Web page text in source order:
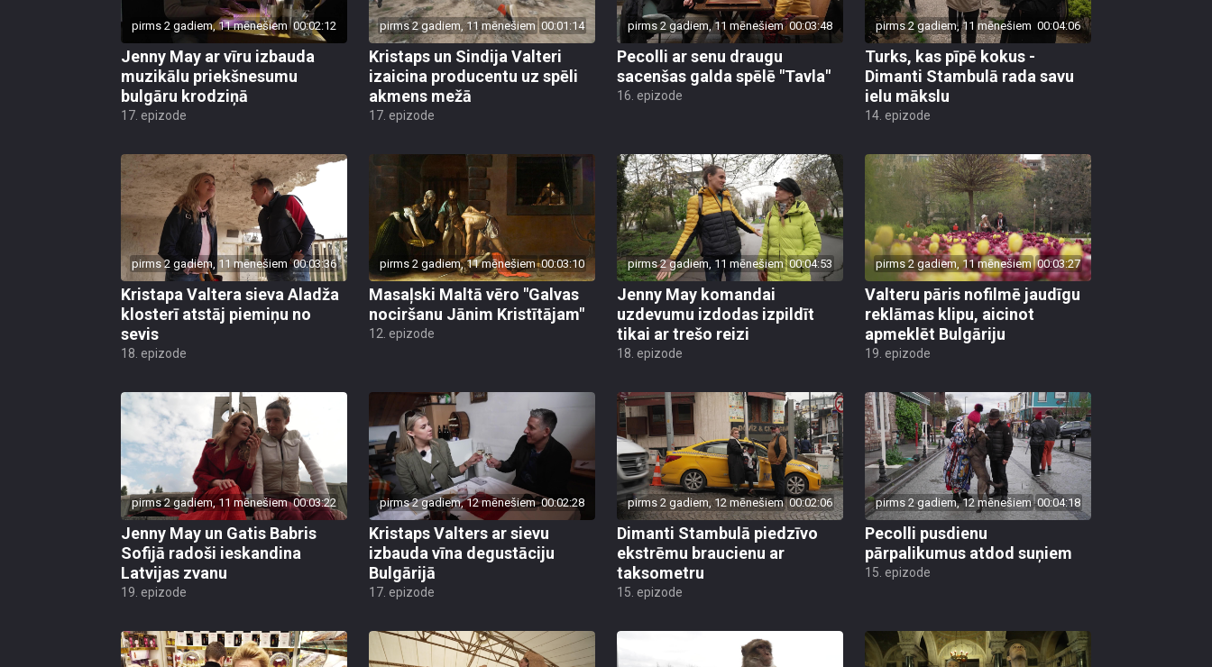
pirms 2 gadiem, 11 mēnešiem 00:02:12
Jenny May ar vīru izbauda
muzikālu priekšnesumu
bulgāru krodziņā
17. epizode
pirms 2 gadiem, 11 mēnešiem 00:01:14
Kristaps un Sindija Valteri
izaicina producentu uz spēli
akmens mežā
17. epizode
pirms 2 gadiem, 11 mēnešiem 00:03:48
Pecolli ar senu draugu
sacenšas galda spēlē "Tavla"
16. epizode
pirms 2 gadiem, 11 mēnešiem 00:04:06
Turks, kas pīpē kokus -
Dimanti Stambulā rada savu
ielu mākslu
14. epizode
pirms 2 gadiem, 11 mēnešiem 00:03:36
Kristapa Valtera sieva Aladža
klosterī atstāj piemiņu no
sevis
18. epizode
pirms 2 gadiem, 11 mēnešiem 00:03:10
Masaļski Maltā vēro "Galvas
nociršanu Jānim Kristītājam"
12. epizode
pirms 2 gadiem, 11 mēnešiem 00:04:53
Jenny May komandai
uzdevumu izdodas izpildīt
tikai ar trešo reizi
18. epizode
pirms 2 gadiem, 11 mēnešiem 00:03:27
Valteru pāris nofilmē jaudīgu
reklāmas klipu, aicinot
apmeklēt Bulgāriju
19. epizode
pirms 2 gadiem, 11 mēnešiem 00:03:22
Jenny May un Gatis Babris
Sofijā radoši ieskandina
Latvijas zvanu
19. epizode
pirms 2 gadiem, 12 mēnešiem 00:02:28
Kristaps Valters ar sievu
izbauda vīna degustāciju
Bulgārijā
17. epizode
pirms 2 gadiem, 12 mēnešiem 00:02:06
Dimanti Stambulā piedzīvo
ekstrēmu braucienu ar
taksometru
15. epizode
pirms 2 gadiem, 12 mēnešiem 00:04:18
Pecolli pusdienu
pārpalikumus atdod suņiem
15. epizode